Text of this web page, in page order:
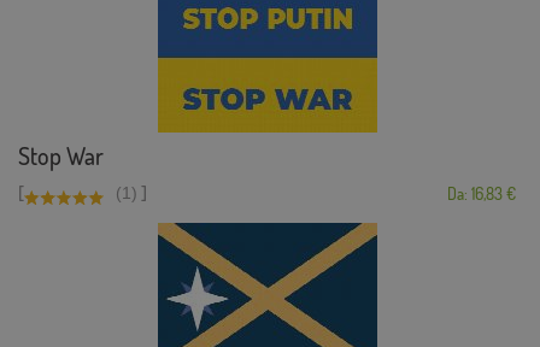
Stop War
[ (1) ] Da: 16,83 €